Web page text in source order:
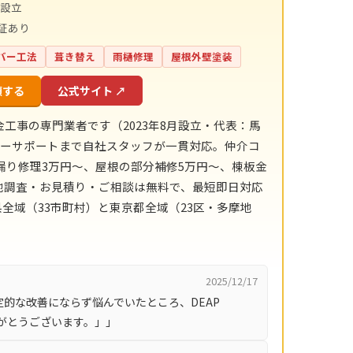
立
あり
ー工法 葺き替え 雨樋修理 屋根外壁塗装
る 公式サイト ↗
事の専門業者です（2023年8月設立・代表：馬
サポートまで自社スタッフが一貫対応。仲介コ
修理3万円〜、屋根の部分補修5万円〜、棟板金
査・お見積り・ご相談は無料で、最短即日対応
域（33市町村）と東京都全域（23区・多摩地
2025/12/17
な改善にならず悩んでいたところ、DEAP
うございます。」」